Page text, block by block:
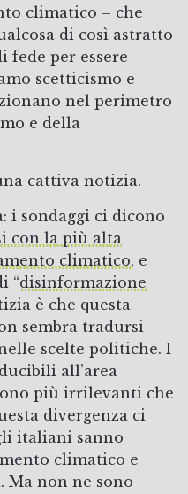
climatico – che
di così astratto
fede per essere
scetticismo e
nel perimetro
e della
cattiva notizia.
i sondaggi ci dicono
con la più alta
climatico, e
“disinformazione
è che questa
sembra tradursi
scelte politiche. I
all’area
più irrilevanti che
divergenza ci
italiani sanno
climatico e
Ma non ne sono